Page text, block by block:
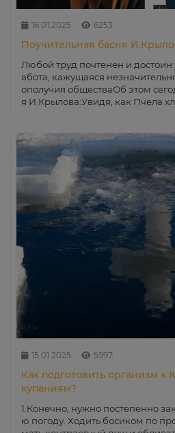
16.01.2025 6253
Поучительная басня
Любой труд почтенен и
абота, кажущаяся
ополучия обществаОб этом
я И.Крылова:Увидя, как Пчела
15.01.2025 5997
Как подготовить организм к
купаниям?
1.Конечно, нужно постепенно
ю погоду. Ходить босиком по